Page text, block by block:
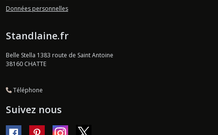
Données personnelles
Standlaine.fr
Belle Stella 1383 route de Saint Antoine
38160 CHATTE
Téléphone
Suivez nous